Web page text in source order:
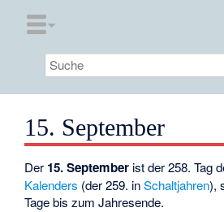
15. September
Der 15. September ist der 258. Tag
Kalenders (der 259. inSchaltjahren),
Tage bis zum Jahresende.